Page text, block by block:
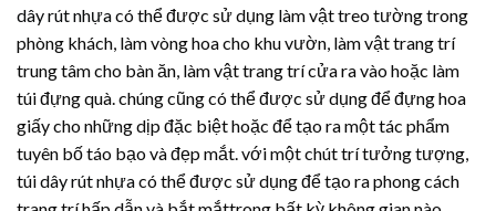
dây rút nhựacó thể được sử dụng làm vật treo tường trong
phòng khách, làm vòng hoa cho khu vườn, làm vật trang trí
trung tâm cho bàn ăn, làm vật trang trí cửa ra vào hoặc làm
túi đựng quà. chúng cũng có thể được sử dụng để đựng hoa
giấy cho những dịp đặc biệt hoặc để tạo ra một tác phẩm
tuyên bố táo bạo và đẹp mắt. với một chút trí tưởng tượng,
túidây rút nhựacó thể được sử dụng để tạo ra phong cách